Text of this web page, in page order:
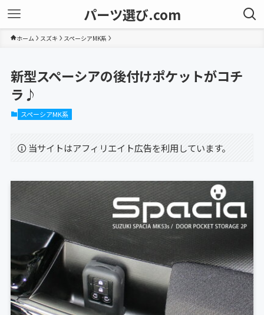
パーツ選び.com
ホーム スズキ スペーシアMK系
新型スペーシアの後付けポケットがコチ
ラ♪
スペーシアMK系
当サイトはアフィリエイト広告を利用しています。